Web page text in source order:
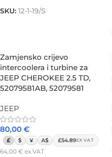
SKU: 12-1-19/S
Zamjensko crijevo
intercoolera i turbine za
JEEP CHEROKEE 2.5 TD,
52079581AB, 52079581
JEEP
80,00 €
£ $ ¥ A$ £54.89EX VAT
64,00 € ex VAT